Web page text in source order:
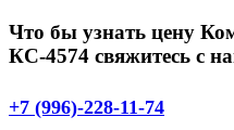
Что бы узнать цену
КС-4574 свяжитесь с
+7 (996)-228-11-74